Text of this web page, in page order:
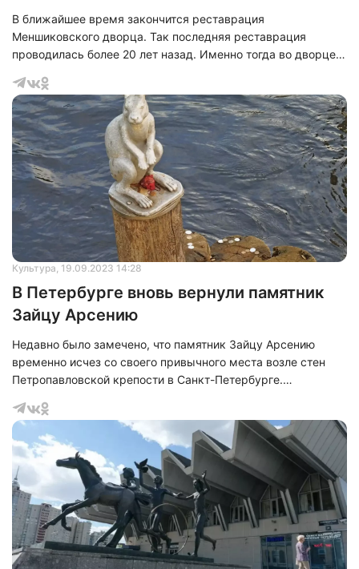
В ближайшее время закончится реставрация
Меншиковского дворца. Так последняя реставрация
проводилась более 20 лет назад. Именно тогда во дворце
Культура, 19.09.2023 14:28
В Петербурге вновь вернули памятник
Зайцу Арсению
Недавно было замечено, что памятник Зайцу Арсению
временно исчез со своего привычного места возле стен
Петропавловской крепости в Санкт-Петербурге.
реставрацию в специализированные мастерские.
Причиной этого решения стал обнаруженный дефект -
трещина на ухе зайца. Начальник аварийно-дежурного
управления СПб ГБУ "Мостотрест" Константин Красиков
подтвердил, что ремонт уже выполнен, трещина была
заварена, а памятник получил свежую покраску.